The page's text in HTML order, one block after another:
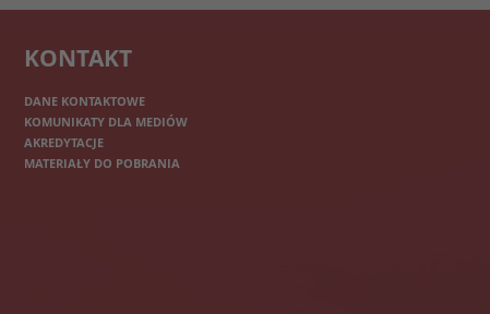
KONTAKT
DANE KONTAKTOWE
KOMUNIKATY DLA MEDIÓW
AKREDYTACJE
MATERIAŁY DO POBRANIA